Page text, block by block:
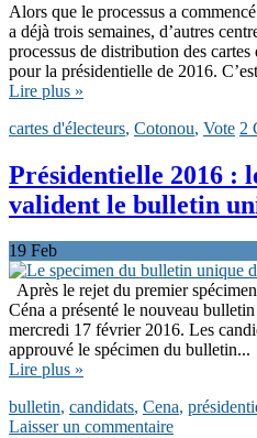
Alors que le processus a
a déjà trois semaines, d’autres
processus de distribution des
pour la présidentielle de 2016.
Lire plus »
cartes d'électeurs, Cotonou, Vote 2
Présidentielle 2016 :
valident le bulletin
19 Feb
Après le rejet du premier
Céna a présenté le nouveau
mercredi 17 février 2016. Les
approuvé le spécimen du bulletin...
Lire plus »
bulletin, candidats, Cena,
Laisser un commentaire